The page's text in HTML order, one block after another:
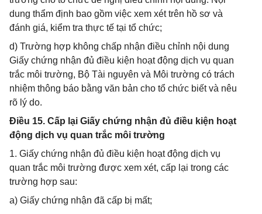
dung thẩm định bao gồm việc xem xét trên hồ sơ và
đánh giá, kiểm tra thực tế tại tổ chức;
d) Trường hợp không chấp nhận điều chỉnh nội dung
Giấy chứng nhận đủ điều kiện hoạt động dịch vụ quan
trắc môi trường, Bộ Tài nguyên và Môi trường có trách
nhiệm thông báo bằng văn bản cho tổ chức biết và nêu
rõ lý do.
Điều 15. Cấp lại Giấy chứng nhận đủ điều kiện hoạt
động dịch vụ quan trắc môi trường
1. Giấy chứng nhận đủ điều kiện hoạt động dịch vụ
quan trắc môi trường được xem xét, cấp lại trong các
trường hợp sau:
a) Giấy chứng nhận đã cấp bị mất;